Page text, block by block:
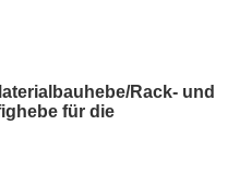
Rack- und
für die